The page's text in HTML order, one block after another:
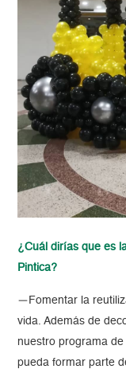
¿Cuál dirías que es
Pintica?
— Fomentar la
vida. Además de
nuestro programa
pueda formar parte